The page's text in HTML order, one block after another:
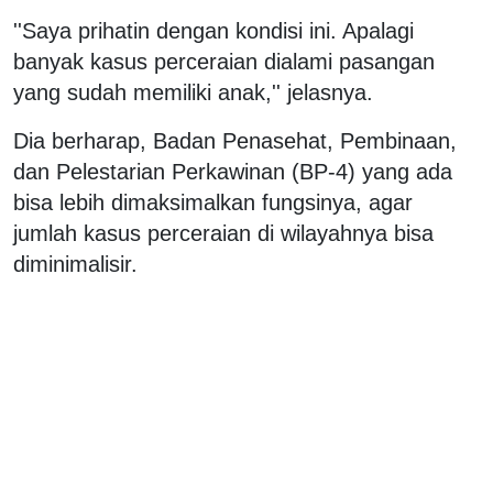
''Saya prihatin dengan kondisi ini. Apalagi
banyak kasus perceraian dialami pasangan
yang sudah memiliki anak,'' jelasnya.
Dia berharap, Badan Penasehat, Pembinaan,
dan Pelestarian Perkawinan (BP-4) yang ada
bisa lebih dimaksimalkan fungsinya, agar
jumlah kasus perceraian di wilayahnya bisa
diminimalisir.